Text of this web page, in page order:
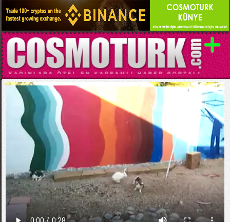
Kategori:
Kavga Ayıran Tavuklar